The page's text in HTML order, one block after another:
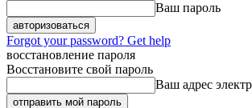
Ваш пароль
Forgot your password? Get help
восстановление пароля
Восстановите свой пароль
Ваш адрес